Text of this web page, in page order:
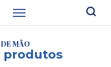
MÃO
produtos